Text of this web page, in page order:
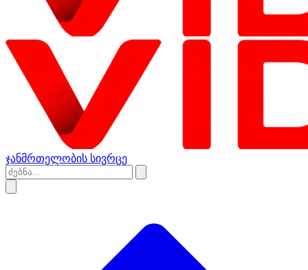
ჯანმრთელობის სივრცე